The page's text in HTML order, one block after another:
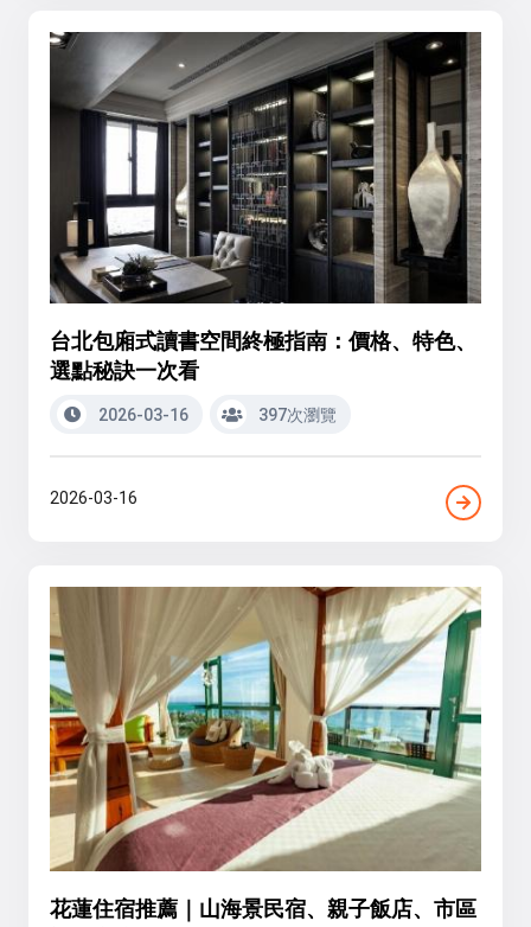
台北包廂式讀書空間終極指南：價格、特色、
選點秘訣一次看
2026-03-16 397次瀏覽
2026-03-16
花蓮住宿推薦｜山海景民宿、親子飯店、市區